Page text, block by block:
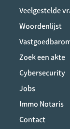
Veelgestelde
Woordenlijst
Zoek een akte
Cybersecurity
Jobs
Immo Notaris
Contact